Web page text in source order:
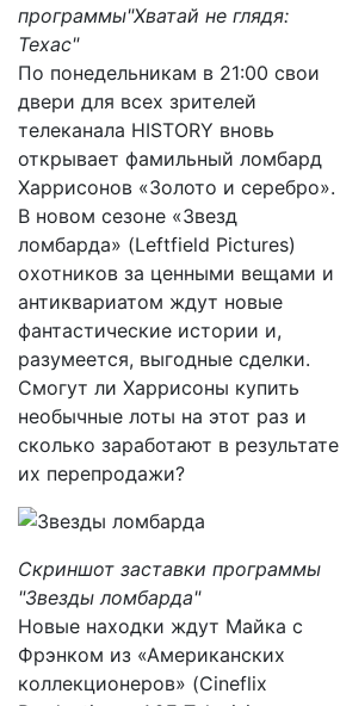
программы"Хватай не глядя:
Техас"
По понедельникам в 21:00 свои
двери для всех зрителей
телеканала HISTORY вновь
открывает фамильный ломбард
Харрисонов «Золото и серебро».
В новом сезоне «Звезд
ломбарда» (Leftfield Pictures)
охотников за ценными вещами и
антиквариатом ждут новые
фантастические истории и,
разумеется, выгодные сделки.
Смогут ли Харрисоны купить
необычные лоты на этот раз и
сколько заработают в результате
их перепродажи?
Скриншот заставки программы
"Звезды ломбарда"
Новые находки ждут Майка с
Фрэнком из «Американских
коллекционеров» (Cineflix